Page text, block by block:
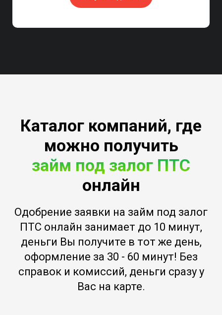
Каталог компаний, где
можно получить
займ под залог ПТС
онлайн
Одобрение заявки на займ под залог
ПТС онлайн занимает до 10 минут,
деньги Вы получите в тот же день,
оформление за 30 - 60 минут! Без
справок и комиссий, деньги сразу у
Вас на карте.